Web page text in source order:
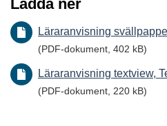
Ladda ner
Läraranvisning
(PDF-dokument, 402 kB)
Läraranvisning textview,
(PDF-dokument, 220 kB)